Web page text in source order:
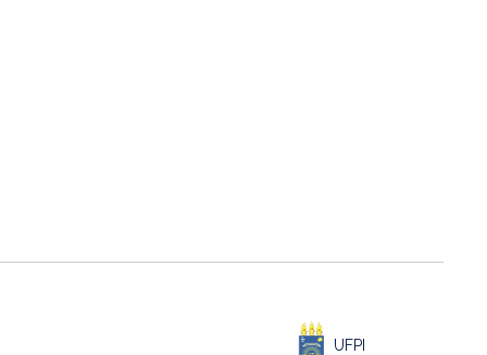
UFPI